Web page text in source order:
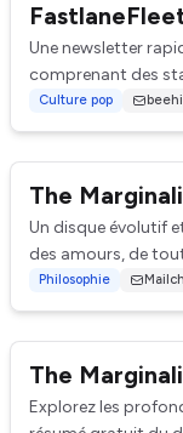
Une newsletter
comprenant des
bulletin
Culture pop
The
Un disque évolutif
des amours, de
vivant. Il présente
Philosophie
The
Explorez les